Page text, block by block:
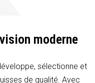
moderne
sélectionne et
de qualité. Avec